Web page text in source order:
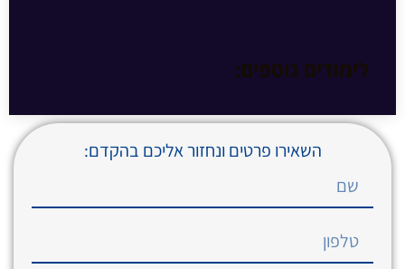
לימודים נוספים:
השאירו פרטים ונחזור אליכם בהקדם: